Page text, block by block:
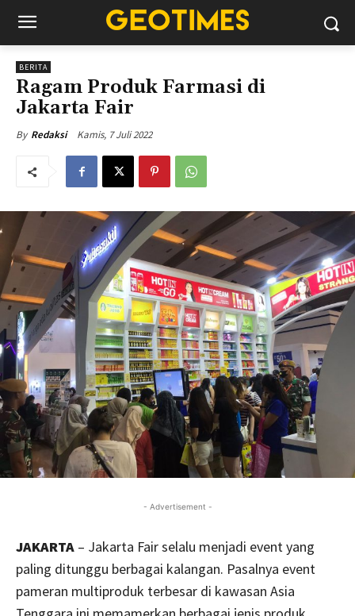
BERITA
Ragam Produk Farmasi di
Jakarta Fair
By Redaksi Kamis, 7 Juli 2022
- Advertisement -
JAKARTA – Jakarta Fair selalu menjadi event yang
paling ditunggu berbagai kalangan. Pasalnya event
pameran multiproduk terbesar di kawasan Asia